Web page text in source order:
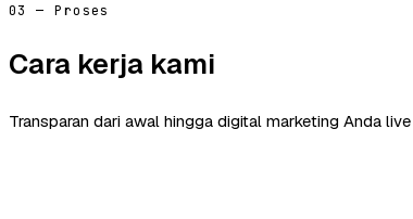
03 — Proses
Cara kerja kami
Transparan dari awal hingga digital marketing Anda